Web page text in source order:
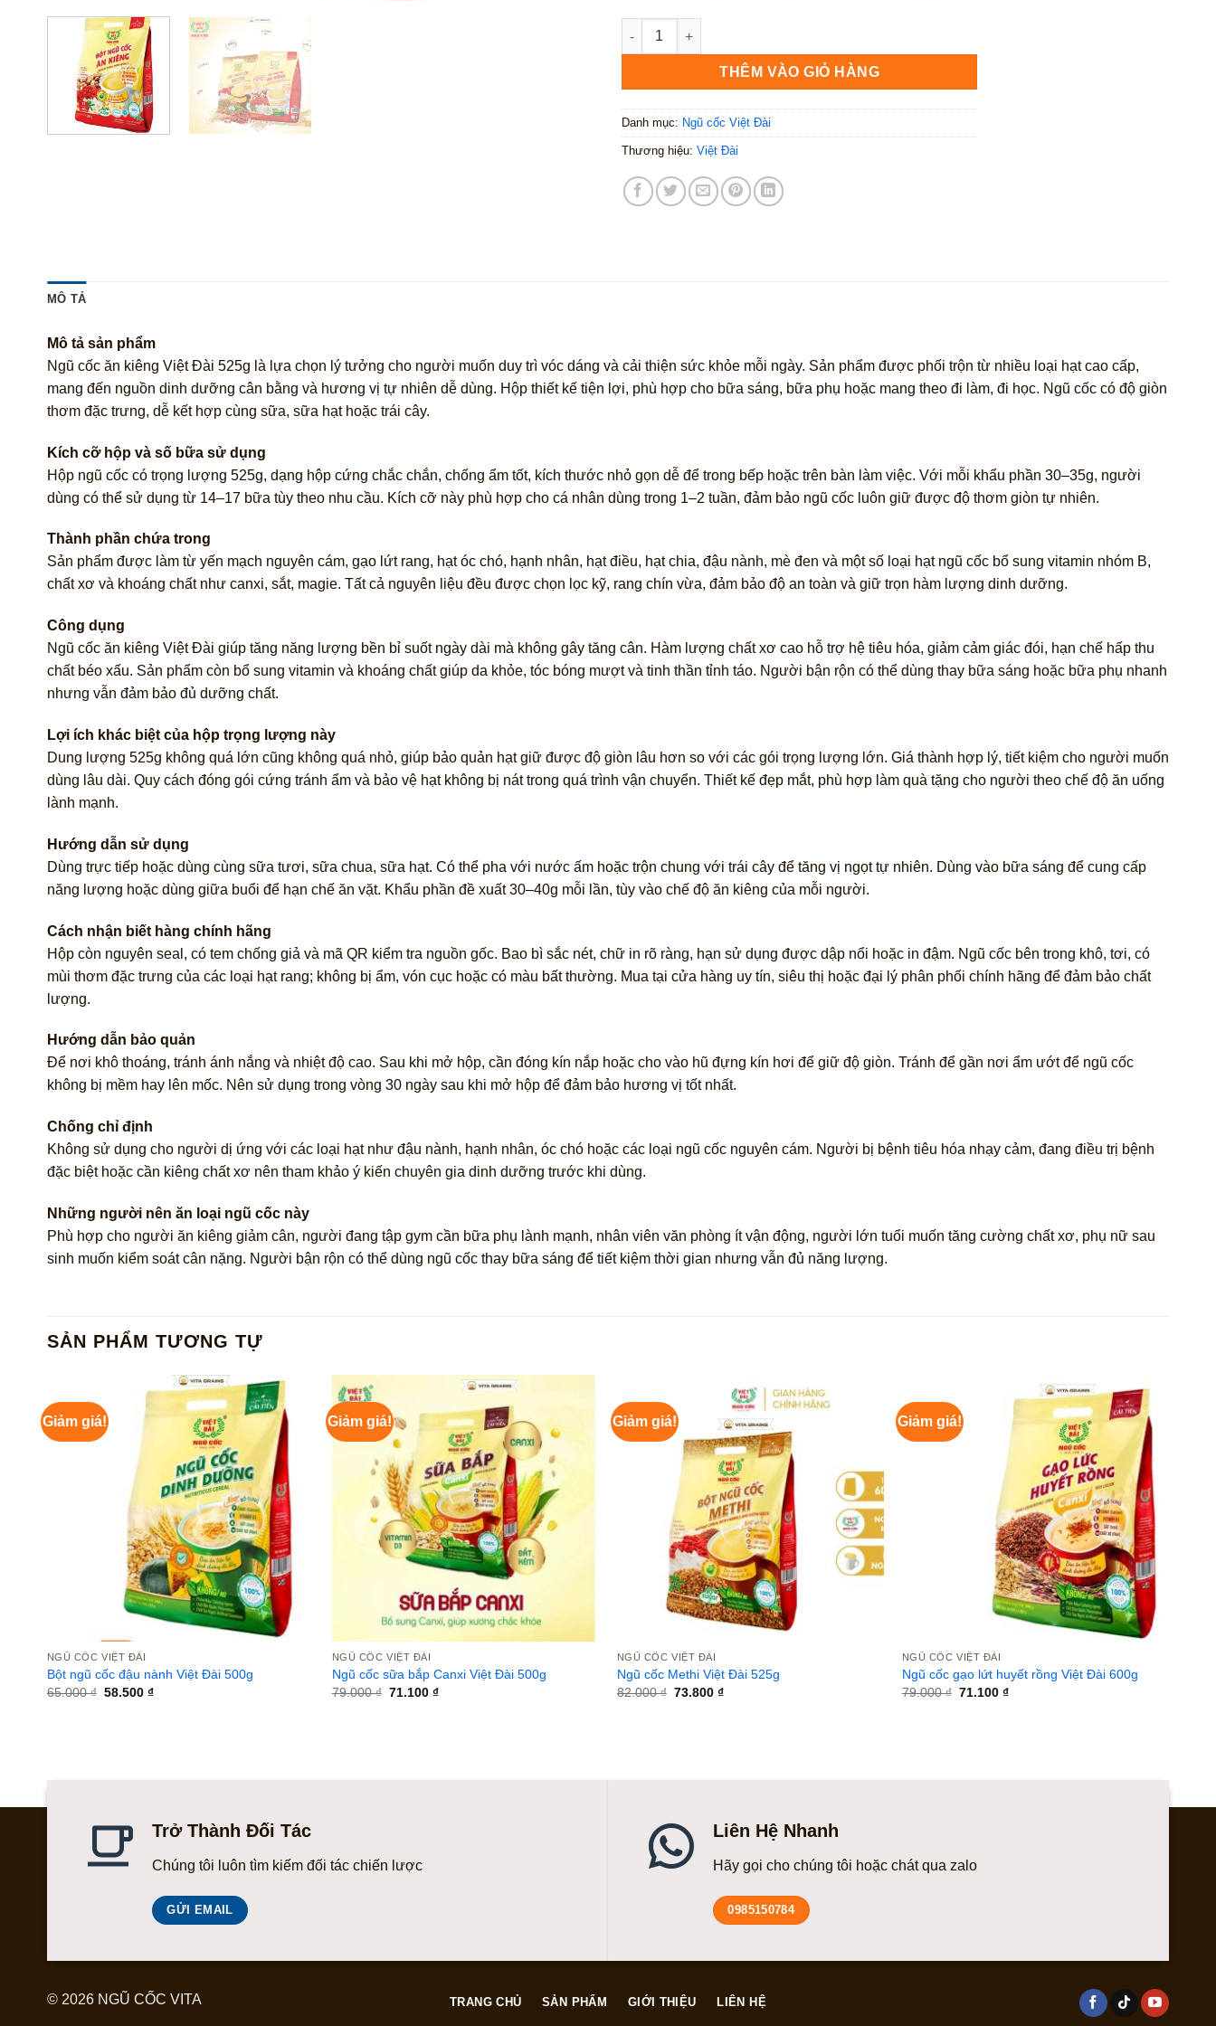
Ngũ cốc ăn kiêng Việt Đài 525g số lượng
THÊM VÀO GIỎ HÀNG
Danh mục: Ngũ cốc Việt Đài
Thương hiệu: Việt Đài
MÔ TẢ
Mô tả sản phẩm
Ngũ cốc ăn kiêng Việt Đài 525g là lựa chọn lý tưởng cho người muốn duy trì vóc dáng và cải thiện sức khỏe mỗi ngày. Sản phẩm được phối trộn từ nhiều loại hạt cao cấp,
mang đến nguồn dinh dưỡng cân bằng và hương vị tự nhiên dễ dùng. Hộp thiết kế tiện lợi, phù hợp cho bữa sáng, bữa phụ hoặc mang theo đi làm, đi học. Ngũ cốc có độ giòn
thơm đặc trưng, dễ kết hợp cùng sữa, sữa hạt hoặc trái cây.
Kích cỡ hộp và số bữa sử dụng
Hộp ngũ cốc có trọng lượng 525g, dạng hộp cứng chắc chắn, chống ẩm tốt, kích thước nhỏ gọn dễ để trong bếp hoặc trên bàn làm việc. Với mỗi khẩu phần 30–35g, người
dùng có thể sử dụng từ 14–17 bữa tùy theo nhu cầu. Kích cỡ này phù hợp cho cá nhân dùng trong 1–2 tuần, đảm bảo ngũ cốc luôn giữ được độ thơm giòn tự nhiên.
Thành phần chứa trong
Sản phẩm được làm từ yến mạch nguyên cám, gạo lứt rang, hạt óc chó, hạnh nhân, hạt điều, hạt chia, đậu nành, mè đen và một số loại hạt ngũ cốc bổ sung vitamin nhóm B,
chất xơ và khoáng chất như canxi, sắt, magie. Tất cả nguyên liệu đều được chọn lọc kỹ, rang chín vừa, đảm bảo độ an toàn và giữ trọn hàm lượng dinh dưỡng.
Công dụng
Ngũ cốc ăn kiêng Việt Đài giúp tăng năng lượng bền bỉ suốt ngày dài mà không gây tăng cân. Hàm lượng chất xơ cao hỗ trợ hệ tiêu hóa, giảm cảm giác đói, hạn chế hấp thu
chất béo xấu. Sản phẩm còn bổ sung vitamin và khoáng chất giúp da khỏe, tóc bóng mượt và tinh thần tỉnh táo. Người bận rộn có thể dùng thay bữa sáng hoặc bữa phụ nhanh
nhưng vẫn đảm bảo đủ dưỡng chất.
Lợi ích khác biệt của hộp trọng lượng này
Dung lượng 525g không quá lớn cũng không quá nhỏ, giúp bảo quản hạt giữ được độ giòn lâu hơn so với các gói trọng lượng lớn. Giá thành hợp lý, tiết kiệm cho người muốn
dùng lâu dài. Quy cách đóng gói cứng tránh ẩm và bảo vệ hạt không bị nát trong quá trình vận chuyển. Thiết kế đẹp mắt, phù hợp làm quà tặng cho người theo chế độ ăn uống
lành mạnh.
Hướng dẫn sử dụng
Dùng trực tiếp hoặc dùng cùng sữa tươi, sữa chua, sữa hạt. Có thể pha với nước ấm hoặc trộn chung với trái cây để tăng vị ngọt tự nhiên. Dùng vào bữa sáng để cung cấp
năng lượng hoặc dùng giữa buổi để hạn chế ăn vặt. Khẩu phần đề xuất 30–40g mỗi lần, tùy vào chế độ ăn kiêng của mỗi người.
Cách nhận biết hàng chính hãng
Hộp còn nguyên seal, có tem chống giả và mã QR kiểm tra nguồn gốc. Bao bì sắc nét, chữ in rõ ràng, hạn sử dụng được dập nổi hoặc in đậm. Ngũ cốc bên trong khô, tơi, có
mùi thơm đặc trưng của các loại hạt rang; không bị ẩm, vón cục hoặc có màu bất thường. Mua tại cửa hàng uy tín, siêu thị hoặc đại lý phân phối chính hãng để đảm bảo chất
lượng.
Hướng dẫn bảo quản
Để nơi khô thoáng, tránh ánh nắng và nhiệt độ cao. Sau khi mở hộp, cần đóng kín nắp hoặc cho vào hũ đựng kín hơi để giữ độ giòn. Tránh để gần nơi ẩm ướt để ngũ cốc
không bị mềm hay lên mốc. Nên sử dụng trong vòng 30 ngày sau khi mở hộp để đảm bảo hương vị tốt nhất.
Chống chỉ định
Không sử dụng cho người dị ứng với các loại hạt như đậu nành, hạnh nhân, óc chó hoặc các loại ngũ cốc nguyên cám. Người bị bệnh tiêu hóa nhạy cảm, đang điều trị bệnh
đặc biệt hoặc cần kiêng chất xơ nên tham khảo ý kiến chuyên gia dinh dưỡng trước khi dùng.
Những người nên ăn loại ngũ cốc này
Phù hợp cho người ăn kiêng giảm cân, người đang tập gym cần bữa phụ lành mạnh, nhân viên văn phòng ít vận động, người lớn tuổi muốn tăng cường chất xơ, phụ nữ sau
sinh muốn kiểm soát cân nặng. Người bận rộn có thể dùng ngũ cốc thay bữa sáng để tiết kiệm thời gian nhưng vẫn đủ năng lượng.
SẢN PHẨM TƯƠNG TỰ
Giảm giá!
NGŨ CỐC VIỆT ĐÀI
Bột ngũ cốc đậu nành Việt Đài 500g
65.000₫ Giá
58.500₫Giá
Giảm giá!
NGŨ CỐC VIỆT ĐÀI
Ngũ cốc sữa bắp Canxi Việt Đài 500g
79.000₫ Giá
71.100₫Giá
Giảm giá!
NGŨ CỐC VIỆT ĐÀI
Ngũ cốc Methi Việt Đài 525g
82.000₫ Giá
73.800₫Giá
Giảm giá!
NGŨ CỐC VIỆT ĐÀI
Ngũ cốc gạo lứt huyết rồng Việt Đài 600g
79.000₫ Giá
71.100₫Giá
Trở Thành Đối Tác
Chúng tôi luôn tìm kiếm đối tác chiến lược
GỬI EMAIL
Liên Hệ Nhanh
Hãy gọi cho chúng tôi hoặc chát qua zalo
0985150784
© 2026 NGŨ CỐC VITA TRANG CHỦ SẢN PHẨM GIỚI THIỆU LIÊN HỆ